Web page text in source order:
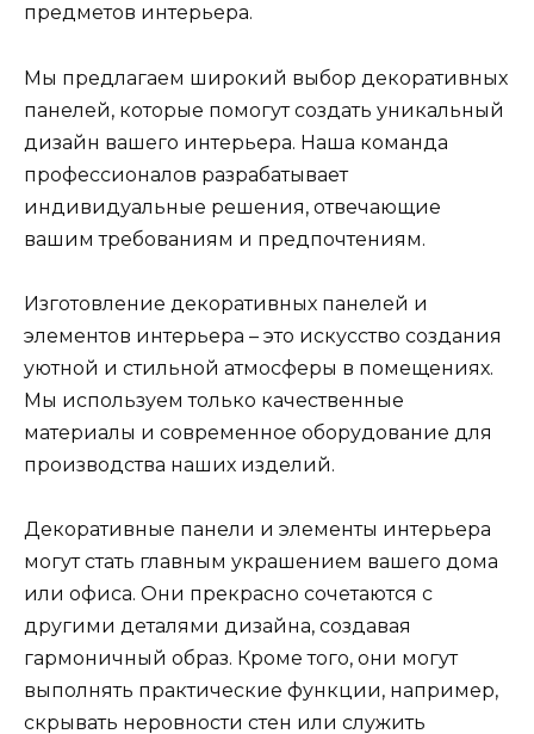
предметов интерьера.
Мы предлагаем широкий выбор декоративных
панелей, которые помогут создать уникальный
дизайн вашего интерьера. Наша команда
профессионалов разрабатывает
индивидуальные решения, отвечающие
вашим требованиям и предпочтениям.
Изготовление декоративных панелей и
элементов интерьера – это искусство создания
уютной и стильной атмосферы в помещениях.
Мы используем только качественные
материалы и современное оборудование для
производства наших изделий.
Декоративные панели и элементы интерьера
могут стать главным украшением вашего дома
или офиса. Они прекрасно сочетаются с
другими деталями дизайна, создавая
гармоничный образ. Кроме того, они могут
выполнять практические функции, например,
скрывать неровности стен или служить